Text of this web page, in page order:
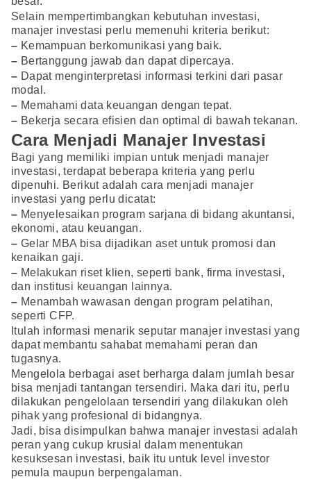
Selain mempertimbangkan kebutuhan investasi,
manajer investasi perlu memenuhi kriteria berikut:
– Kemampuan berkomunikasi yang baik.
– Bertanggung jawab dan dapat dipercaya.
– Dapat menginterpretasi informasi terkini dari pasar
modal.
– Memahami data keuangan dengan tepat.
– Bekerja secara efisien dan optimal di bawah tekanan.
Cara Menjadi Manajer Investasi
Bagi yang memiliki impian untuk menjadi manajer
investasi, terdapat beberapa kriteria yang perlu
dipenuhi. Berikut adalah cara menjadi manajer
investasi yang perlu dicatat:
– Menyelesaikan program sarjana di bidang akuntansi,
ekonomi, atau keuangan.
– Gelar MBA bisa dijadikan aset untuk promosi dan
kenaikan gaji.
– Melakukan riset klien, seperti bank, firma investasi,
dan institusi keuangan lainnya.
– Menambah wawasan dengan program pelatihan,
seperti CFP.
Itulah informasi menarik seputar manajer investasi yang
dapat membantu sahabat memahami peran dan
tugasnya.
Mengelola berbagai aset berharga dalam jumlah besar
bisa menjadi tantangan tersendiri. Maka dari itu, perlu
dilakukan pengelolaan tersendiri yang dilakukan oleh
pihak yang profesional di bidangnya.
Jadi, bisa disimpulkan bahwa manajer investasi adalah
peran yang cukup krusial dalam menentukan
kesuksesan investasi, baik itu untuk level investor
pemula maupun berpengalaman.